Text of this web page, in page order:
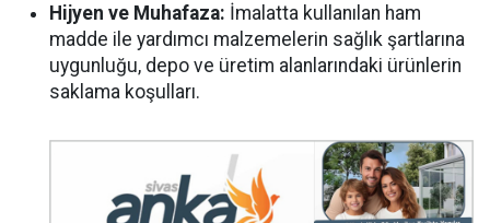
Hijyen ve Muhafaza: İmalatta kullanılan ham
madde ile yardımcı malzemelerin sağlık şartlarına
uygunluğu, depo ve üretim alanlarındaki ürünlerin
saklama koşulları.